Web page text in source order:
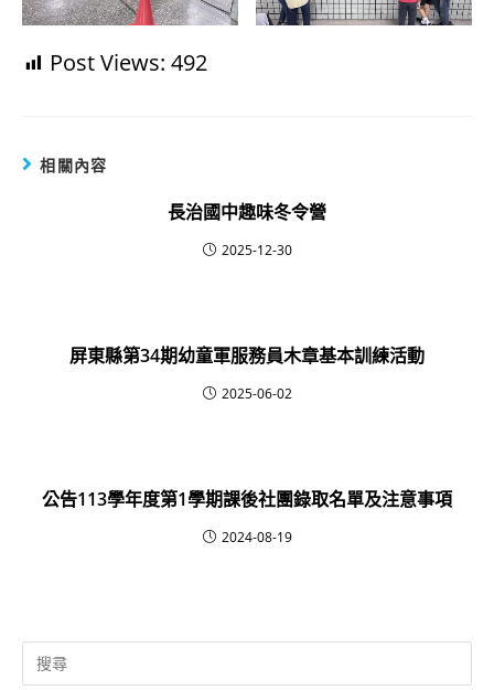
Post Views: 492
相關內容
長治國中趣味冬令營
2025-12-30
屏東縣第34期幼童軍服務員木章基本訓練活動
2025-06-02
公告113學年度第1學期課後社團錄取名單及注意事項
2024-08-19
Search
for: